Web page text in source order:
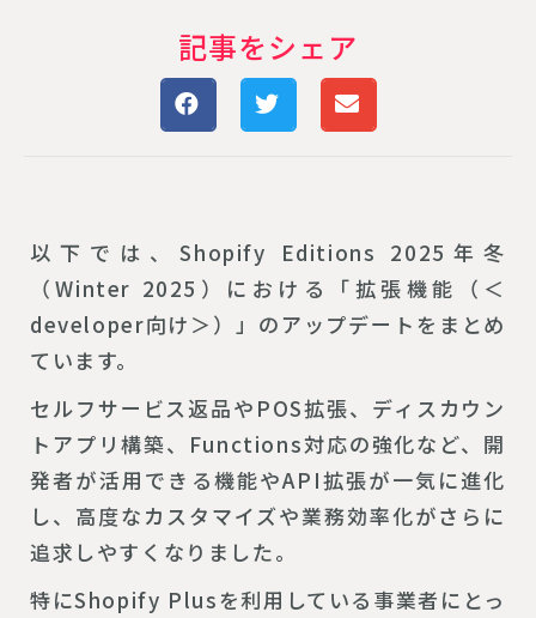
記事をシェア
以下では、Shopify Editions 2025年冬
（Winter 2025）における「拡張機能（＜
developer向け＞）」のアップデートをまとめ
ています。
セルフサービス返品やPOS拡張、ディスカウン
トアプリ構築、Functions対応の強化など、開
発者が活用できる機能やAPI拡張が一気に進化
し、高度なカスタマイズや業務効率化がさらに
追求しやすくなりました。
特にShopify Plusを利用している事業者にとっ